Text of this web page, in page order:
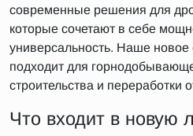
современные решения для
которые сочетают в себе
универсальность. Наше
подходит для
строительства и переработки
Что входит в новую